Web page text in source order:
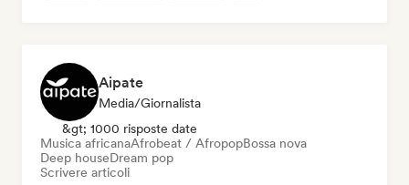
Aipate
Media/Giornalista
&gt; 1000 risposte date
Musica africanaAfrobeat / AfropopBossa nova
Deep houseDream pop
Scrivere articoli